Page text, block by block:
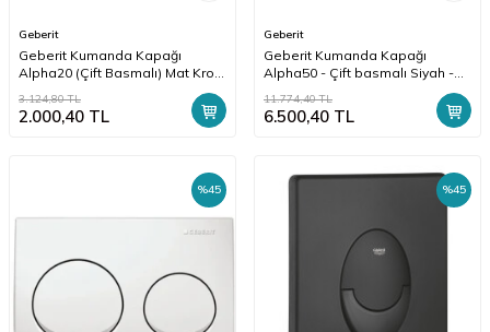
Geberit
Geberit Kumanda Kapağı
Alpha20 (Çift Basmalı) Mat Krom
3.124,80TL
2.000,40 TL
Geberit
Geberit Kumanda Kapağı
Alpha50 - Çift basmalı Siyah -
11.774,40TL
6.500,40 TL
%45 %45